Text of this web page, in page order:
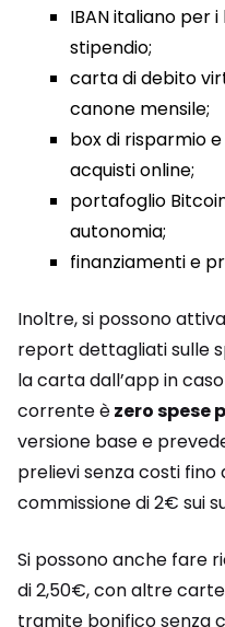
IBAN italiano per
stipendio;
carta di debito
canone mensile;
box di risparmio
acquisti online;
portafoglio
autonomia;
finanziamenti e
Inoltre, si possono
report dettagliati sulle
la carta dall’app in
corrente èzero spese
versione base e
prelievi senza costi
commissione di 2€ sui
Si possono anche fare
di 2,50€, con altre
tramite bonifico senza